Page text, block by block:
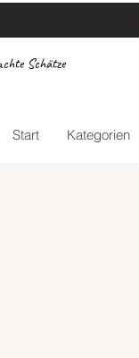
Schätze
Start Kategorien